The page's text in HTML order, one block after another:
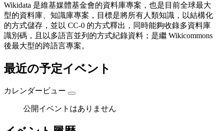
Wikidata 是維基媒體基金會的資料庫專案，也是目前全球最大
型的資料庫、知識庫專案，目標是將所有人類知識，以結構化
的方式儲存，並以 CC-0 的方式釋出，同時能夠收錄多資料庫
識別碼，且以多語言並列的方式紀錄資料；是繼 Wikicommons
後最大型的跨語言專案。
最近の予定イベント
カレンダービュー
公開イベントはありません